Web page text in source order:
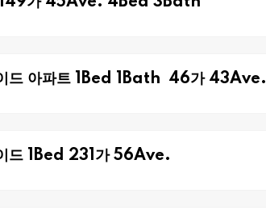
드 아파트 1Bed 1Bath 46가 43Ave.
드 1Bed 231가 56Ave.